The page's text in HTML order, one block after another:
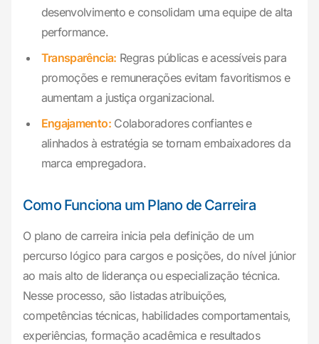
desenvolvimento e consolidam uma equipe de alta
performance.
Transparência: Regras públicas e acessíveis para
promoções e remunerações evitam favoritismos e
aumentam a justiça organizacional.
Engajamento:Colaboradores confiantes e
alinhados à estratégia se tornam embaixadores da
marca empregadora.
Como Funciona um Plano de Carreira
O plano de carreira inicia pela definição de um
percurso lógico para cargos e posições, do nível júnior
ao mais alto de liderança ou especialização técnica.
Nesse processo, são listadas atribuições,
competências técnicas, habilidades comportamentais,
experiências, formação acadêmica e resultados